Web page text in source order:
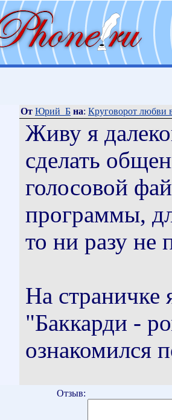
От Юрий_Б на: Круговорот любви
Живу я
сделать
голосовой
программы,
то ни разу не
На страничке
"Баккарди -
ознакомился
Отзыв: